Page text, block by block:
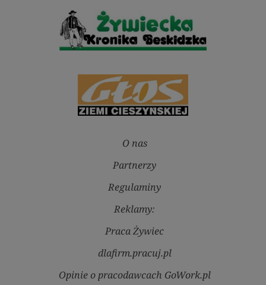
O nas
Partnerzy
Regulaminy
Reklamy:
Praca Żywiec
dlafirm.pracuj.pl
Opinie o pracodawcach GoWork.pl